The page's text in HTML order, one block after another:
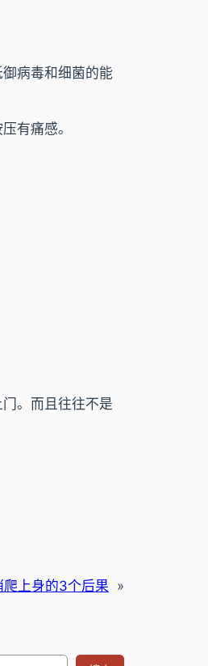
病毒和细菌的能
有痛感。
。而且往往不是
上身的3个后果 »